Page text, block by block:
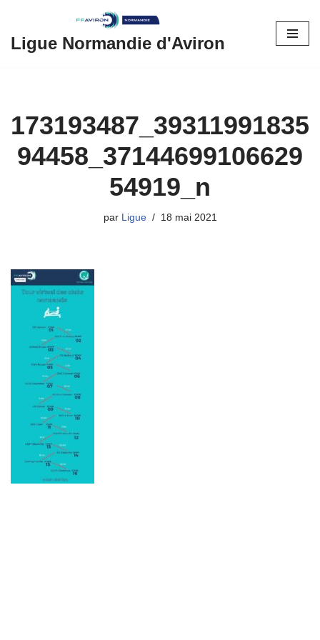
Aller
Ligue Normandie d'Aviron
173193487_39311991835
94458_37144699106629
54919_n
par Ligue 18 mai 2021